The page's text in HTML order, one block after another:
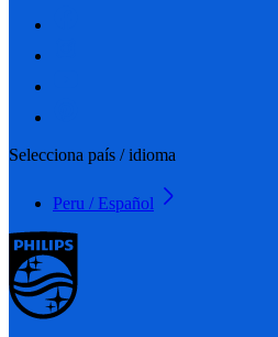
Selecciona país / idioma
Peru / Español